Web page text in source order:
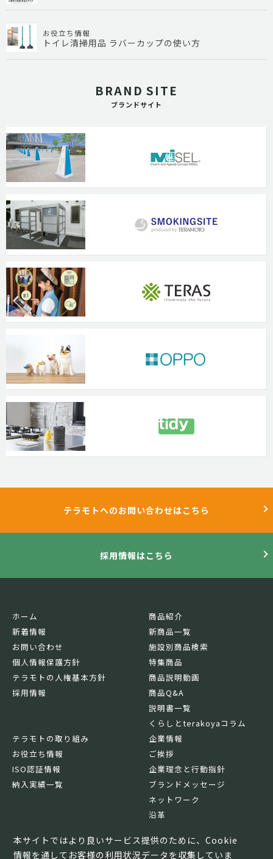
お役立ち情報
トイレ清掃用品 ラバーカップの使い方
BRAND SITE
ブランドサイト
本サイトではより良いサービス提供のために、Cookie
情報を通してお客様の利用状況データを収集していま
テラモトへのお問い合わせはこちら
採用情報はこちら
ホーム
新着情報
お問い合わせ
個人情報保護方針
テラモトの人権基本方針
採用情報
商品紹介
新商品一覧
施設別商品検索
特集商品
商品説明動画
商品Q&A
説明書一覧
くらしとterakoyaコラム
テラモトの取り組み
お役立ち情報
ISO認証情報
納入実績一覧
企業情報
ご挨拶
企業理念と行動指針
ブランドメッセージ
ネットワーク
沿革